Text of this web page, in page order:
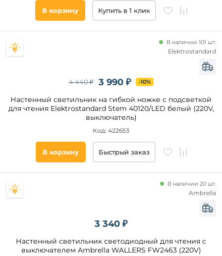
В корзину Купить в 1 клик
3 990 ₽
4 440 ₽ -10%
Настенный светильник на гибкой ножке с подсветкой
для чтения Elektrostandard Stem 40120/LED белый (220V,
выключатель)
В наличии 101 шт.
Код: 422653
Elektrostandard
В корзину Быстрый заказ
3 340 ₽
Настенный светильник светодиодный для чтения с
выключателем Ambrella WALLERS FW2463 (220V)
В наличии 20 шт.
Ambrella